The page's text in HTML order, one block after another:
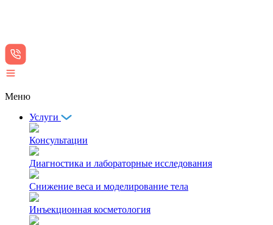
Меню
Услуги
Консультации
Диагностика и лабораторные исследования
Снижение веса и моделирование тела
Инъекционная косметология